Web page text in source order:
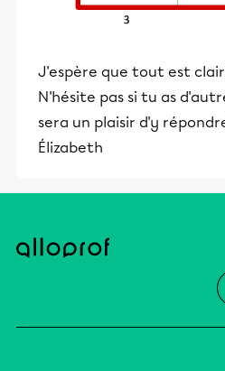
J'espère que tout est
N'hésite pas si tu as
sera un plaisir d'y
Élizabeth